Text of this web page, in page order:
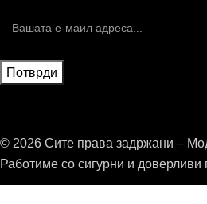
© 2026 Сите права задржани –
Работиме со сигурни и доверливи